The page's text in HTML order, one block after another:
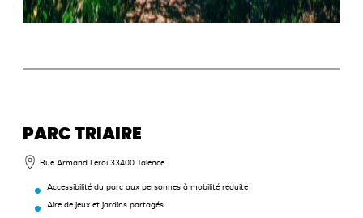
PARC TRIAIRE
Rue Armand Leroi 33400 Talence
Accessibilité du parc aux personnes à mobilité réduite
Aire de jeux et jardins partagés